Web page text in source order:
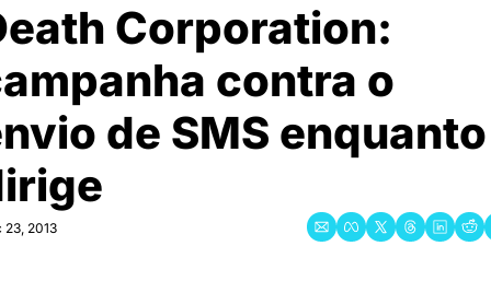
Corporation:
contra o
de SMS enquanto
23, 2013